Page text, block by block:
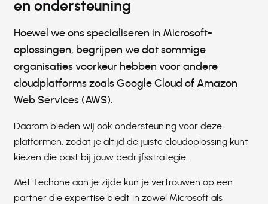
en ondersteuning
Hoewel we ons specialiseren in Microsoft-
oplossingen, begrijpen we dat sommige
organisaties voorkeur hebben voor andere
cloudplatforms zoals Google Cloud of Amazon
Web Services (AWS).
Daarom bieden wij ook ondersteuning voor deze
platformen, zodat je altijd de juiste cloudoplossing kunt
kiezen die past bij jouw bedrijfsstrategie.
Met Techone aan je zijde kun je vertrouwen op een
partner die expertise biedt in zowel Microsoft als